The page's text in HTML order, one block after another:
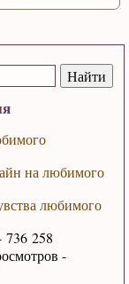
на любимого
любимого
736 258
-